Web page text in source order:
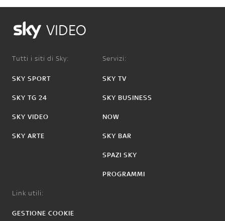
VIDEO
Tutti i siti di Sky:
SKY SPORT
SKY TG 24
SKY VIDEO
SKY ARTE
Servizi:
SKY TV
SKY BUSINESS
NOW
SKY BAR
SPAZI SKY
PROGRAMMI
Link utili:
GESTIONE COOKIE